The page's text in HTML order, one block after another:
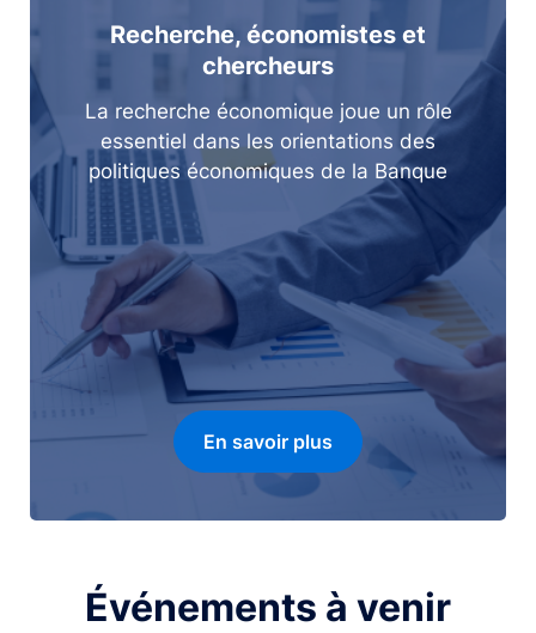
Recherche, économistes et
chercheurs
La recherche économique joue un rôle
essentiel dans les orientations des
politiques économiques de la Banque
En savoir plus
Événements à venir